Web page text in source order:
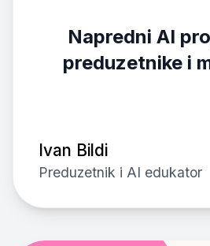
Napredni AI
preduzetnike i
Ivan Bildi
Preduzetnik i AI edukator